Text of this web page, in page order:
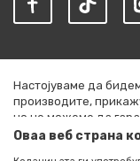
Настојуваме да
производите,
но не можеме да
комплетни и без
Оваа веб страна